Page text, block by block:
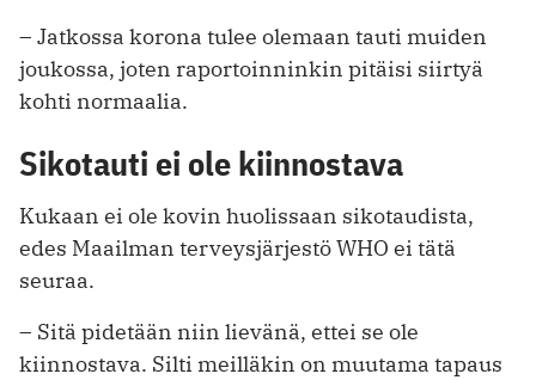
– Jatkossa korona tulee olemaan tauti muiden
joukossa, joten raportoinninkin pitäisi siirtyä
kohti normaalia.
Sikotauti ei ole kiinnostava
Kukaan ei ole kovin huolissaan sikotaudista,
edes Maailman terveysjärjestö WHO ei tätä
seuraa.
– Sitä pidetään niin lievänä, ettei se ole
kiinnostava. Silti meilläkin on muutama tapaus